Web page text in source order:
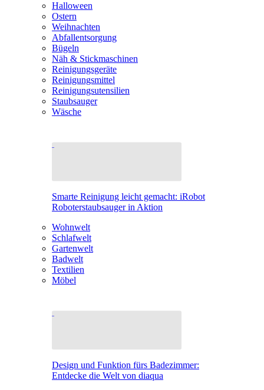
Halloween
Ostern
Weihnachten
Abfallentsorgung
Bügeln
Näh & Stickmaschinen
Reinigungsgeräte
Reinigungsmittel
Reinigungsutensilien
Staubsauger
Wäsche
Smarte Reinigung leicht gemacht: iRobot
Roboterstaubsauger in Aktion
Wohnwelt
Schlafwelt
Gartenwelt
Badwelt
Textilien
Möbel
Design und Funktion fürs Badezimmer:
Entdecke die Welt von diaqua